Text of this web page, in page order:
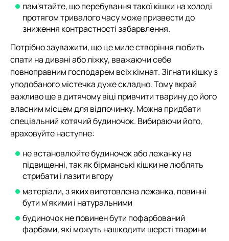
пам'ятайте, що перебування такої кішки на холоді
протягом тривалого часу може призвести до
зниження контрастності забарвлення.
Потрібно зауважити, що це миле створіння любить
спати на дивані або ліжку, вважаючи себе
повноправним господарем всіх кімнат. Зігнати кішку з
уподобаного містечка дуже складно. Тому вкрай
важливо ще в дитячому віці привчити тварину до його
власним місцем для відпочинку. Можна придбати
спеціальний котячий будиночок. Вибираючи його,
враховуйте наступне:
не встановлюйте будиночок або лежанку на
підвищенні, так як бірманські кішки не люблять
стрибати і лазити вгору
матеріали, з яких виготовлена лежанка, повинні
бути м'якими і натуральними
будиночок не повинен бути пофарбований
фарбами, які можуть нашкодити шерсті тварини